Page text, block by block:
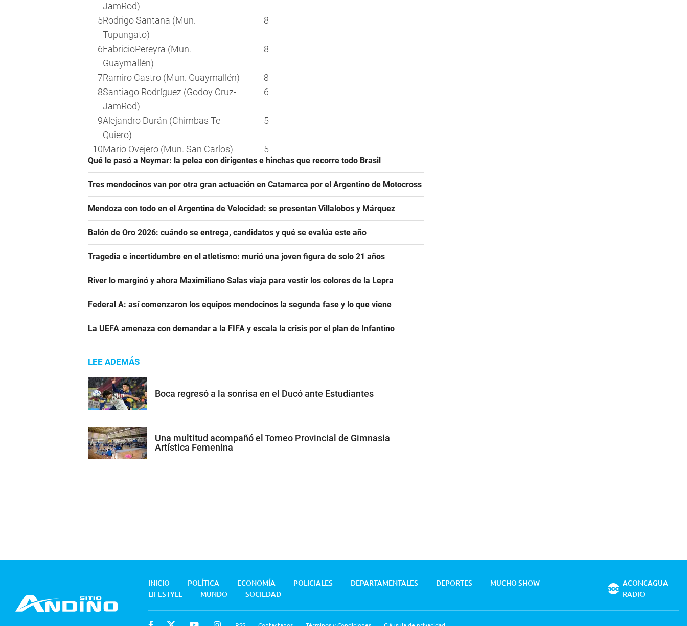
JamRod)
5Rodrigo Santana (Mun.
Tupungato)
8
6FabricioPereyra (Mun.
Guaymallén)
8
7Ramiro Castro (Mun. Guaymallén)
8
8Santiago Rodríguez (Godoy Cruz-
JamRod)
6
9Alejandro Durán (Chimbas Te
Quiero)
5
10Mario Ovejero (Mun. San Carlos) 5
Qué le pasó a Neymar: la pelea con dirigentes e hinchas que recorre todo Brasil
Tres mendocinos van por otra gran actuación en Catamarca por el Argentino de Motocross
Mendoza con todo en el Argentina de Velocidad: se presentan Villalobos y Márquez
Balón de Oro 2026: cuándo se entrega, candidatos y qué se evalúa este año
Tragedia e incertidumbre en el atletismo: murió una joven figura de solo 21 años
River lo marginó y ahora Maximiliano Salas viaja para vestir los colores de la Lepra
Federal A: así comenzaron los equipos mendocinos la segunda fase y lo que viene
La UEFA amenaza con demandar a la FIFA y escala la crisis por el plan de Infantino
LEE ADEMÁS
Boca regresó a la sonrisa en el Ducó ante Estudiantes
Una multitud acompañó el Torneo Provincial de Gimnasia
Artística Femenina
INICIO POLÍTICA ECONOMÍA POLICIALES DEPARTAMENTALES DEPORTES
MUCHO SHOW
LIFESTYLE
MUNDO SOCIEDAD
ACONCAGUA
RADIO